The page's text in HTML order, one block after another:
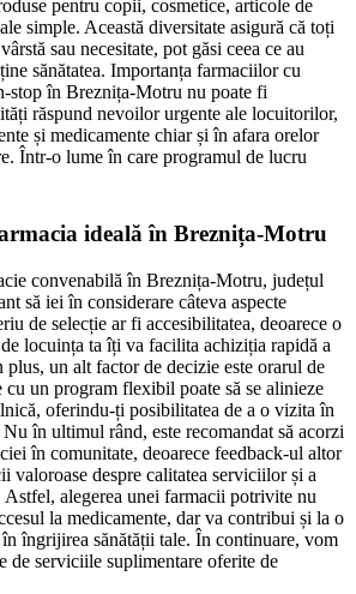
pentru copii, cosmetice, articole de
simple. Această diversitate asigură că toți
sau necesitate, pot găsi ceea ce au
sănătatea. Importanța farmaciilor cu
stop în Breznița-Motru nu poate fi
răspund nevoilor urgente ale locuitorilor,
și medicamente chiar și în afara orelor
Într-o lume în care programul de lucru
ideală în Breznița-Motru
convenabilă în Breznița-Motru, județul
să iei în considerare câteva aspecte
de selecție ar fi accesibilitatea, deoarece o
locuința ta îți va facilita achiziția rapidă a
plus, un alt factor de decizie este orarul de
un program flexibil poate să se alinieze
oferindu-ți posibilitatea de a o vizita în
în ultimul rând, este recomandat să acorzi
în comunitate, deoarece feedback-ul altor
valoroase despre calitatea serviciilor și a
alegerea unei farmacii potrivite nu
la medicamente, dar va contribui și la o
îngrijirea sănătății tale. În continuare, vom
de serviciile suplimentare oferite de